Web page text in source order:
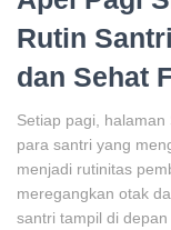
Rutin
dan Sehat
Setiap pagi, halaman
para santri yang
menjadi rutinitas
meregangkan otak
santri tampil di